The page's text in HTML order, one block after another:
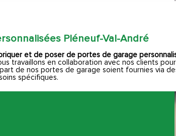
Pléneuf-Val-André
et de poser de portes de garage
travaillons en collaboration avec nos clients pour
de nos portes de garage soient fournies via
spécifiques.